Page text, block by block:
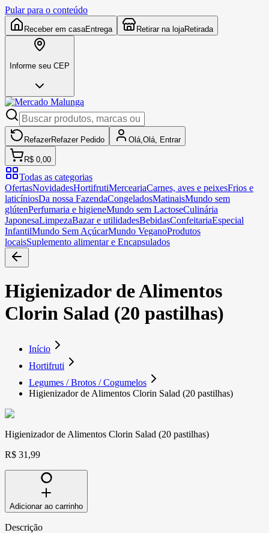
Pular para o conteúdo
Receber em casaEntrega Retirar na lojaRetirada
Informe seu CEP
RefazerRefazer Pedido Olá, Olá, Entrar
R$ 0,00
Todas as categorias
OfertasNovidadesHortifrutiMerceariaCarnes, aves e peixesFrios e
laticíniosDa nossa FazendaCongeladosMatinaisMundo sem
glútenPerfumaria e higieneMundo sem LactoseCulinária
JaponesaLimpezaBazar e utilidadesBebidasConfeitariaEspecial
InfantilMundo Sem AçúcarMundo VeganoProdutos
locaisSuplemento alimentar e Encapsulados
Higienizador de Alimentos
Clorin Salad (20 pastilhas)
Início
Hortifruti
Legumes / Brotos / Cogumelos
Higienizador de Alimentos Clorin Salad (20 pastilhas)
Higienizador de Alimentos Clorin Salad (20 pastilhas)
R$ 31,99
Adicionar ao carrinho
Descrição